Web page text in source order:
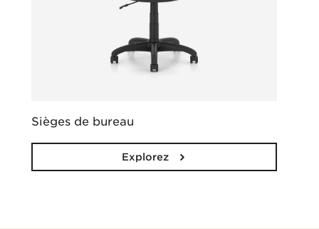
Sièges de bureau
Explorez